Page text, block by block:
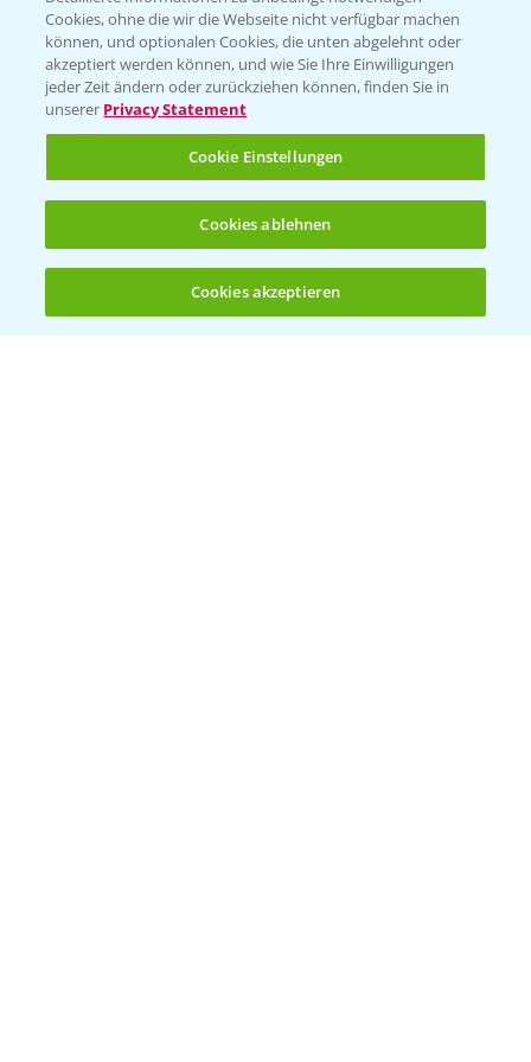
(noch 4)
PAMIRA - Packmittelrücknahme
Sammelstellen und Termine
PRE - Chemikalien sicher entsorgen
Sammelstellen und Termine
Kontakt & Notfall
Cookies, ohne die wir die Webseite nicht verfügbar machen
können, und optionalen Cookies, die unten abgelehnt oder
akzeptiert werden können, und wie Sie Ihre Einwilligungen
jeder Zeit ändern oder zurückziehen können, finden Sie in
unserer Privacy Statement
Cookie Einstellungen
Cookies ablehnen
Cookies akzeptieren